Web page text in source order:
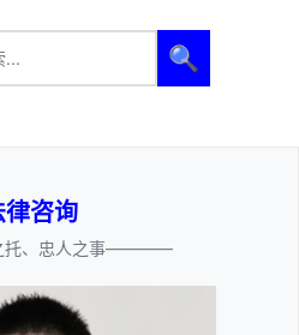
🔍
律咨询
、忠人之事————